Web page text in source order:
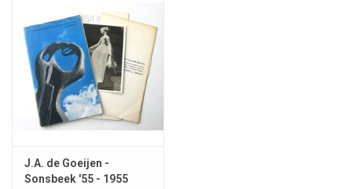
J.A. de Goeijen -
Sonsbeek '55 - 1955